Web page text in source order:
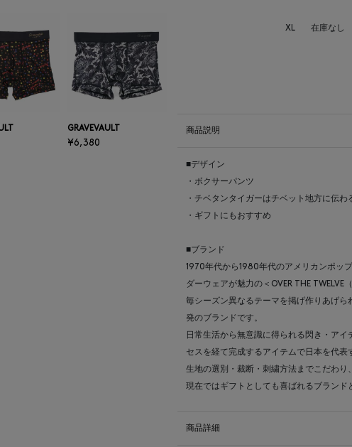
GRAVEVAULT
¥6,380
XL 在庫なし
商品説明
■デザイン
・ボクサーパンツ
・チベタンタイガーはチベット地方に伝
・ギフトにもおすすめ
■ブランド
1970年代から1980年代のアメリカンポッ
ダーウェアが魅力の＜OVER THE TWELVE
毎シーズン異なるテーマを掲げ作りあげ
発のブランドです。
日常生活から無意識に得られる閃き・ア
セスを経て完成するアイテムで日本を代表
生地の選別・裁断・刺繍方法までこだわり
現在ではギフトとしても喜ばれるブランド
商品詳細